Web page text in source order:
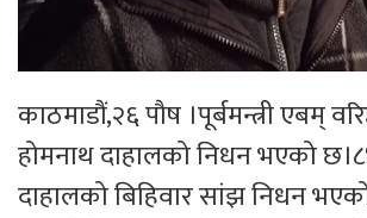
काठमाडौं,२६ पौष ।पूर्बमन्त्री एबम्
होमनाथ दाहालको निधन भएको
दाहालको बिहिवार सांझ निधन